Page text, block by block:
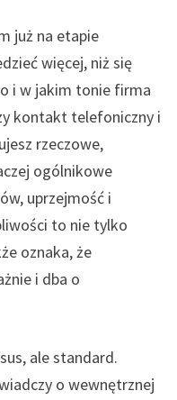
już na etapie
więcej, niż się
i w jakim tonie firma
kontakt telefoniczny i
rzeczowe,
ogólnikowe
uprzejmość i
to nie tylko
oznaka, że
i dba o
ale standard.
o wewnętrznej